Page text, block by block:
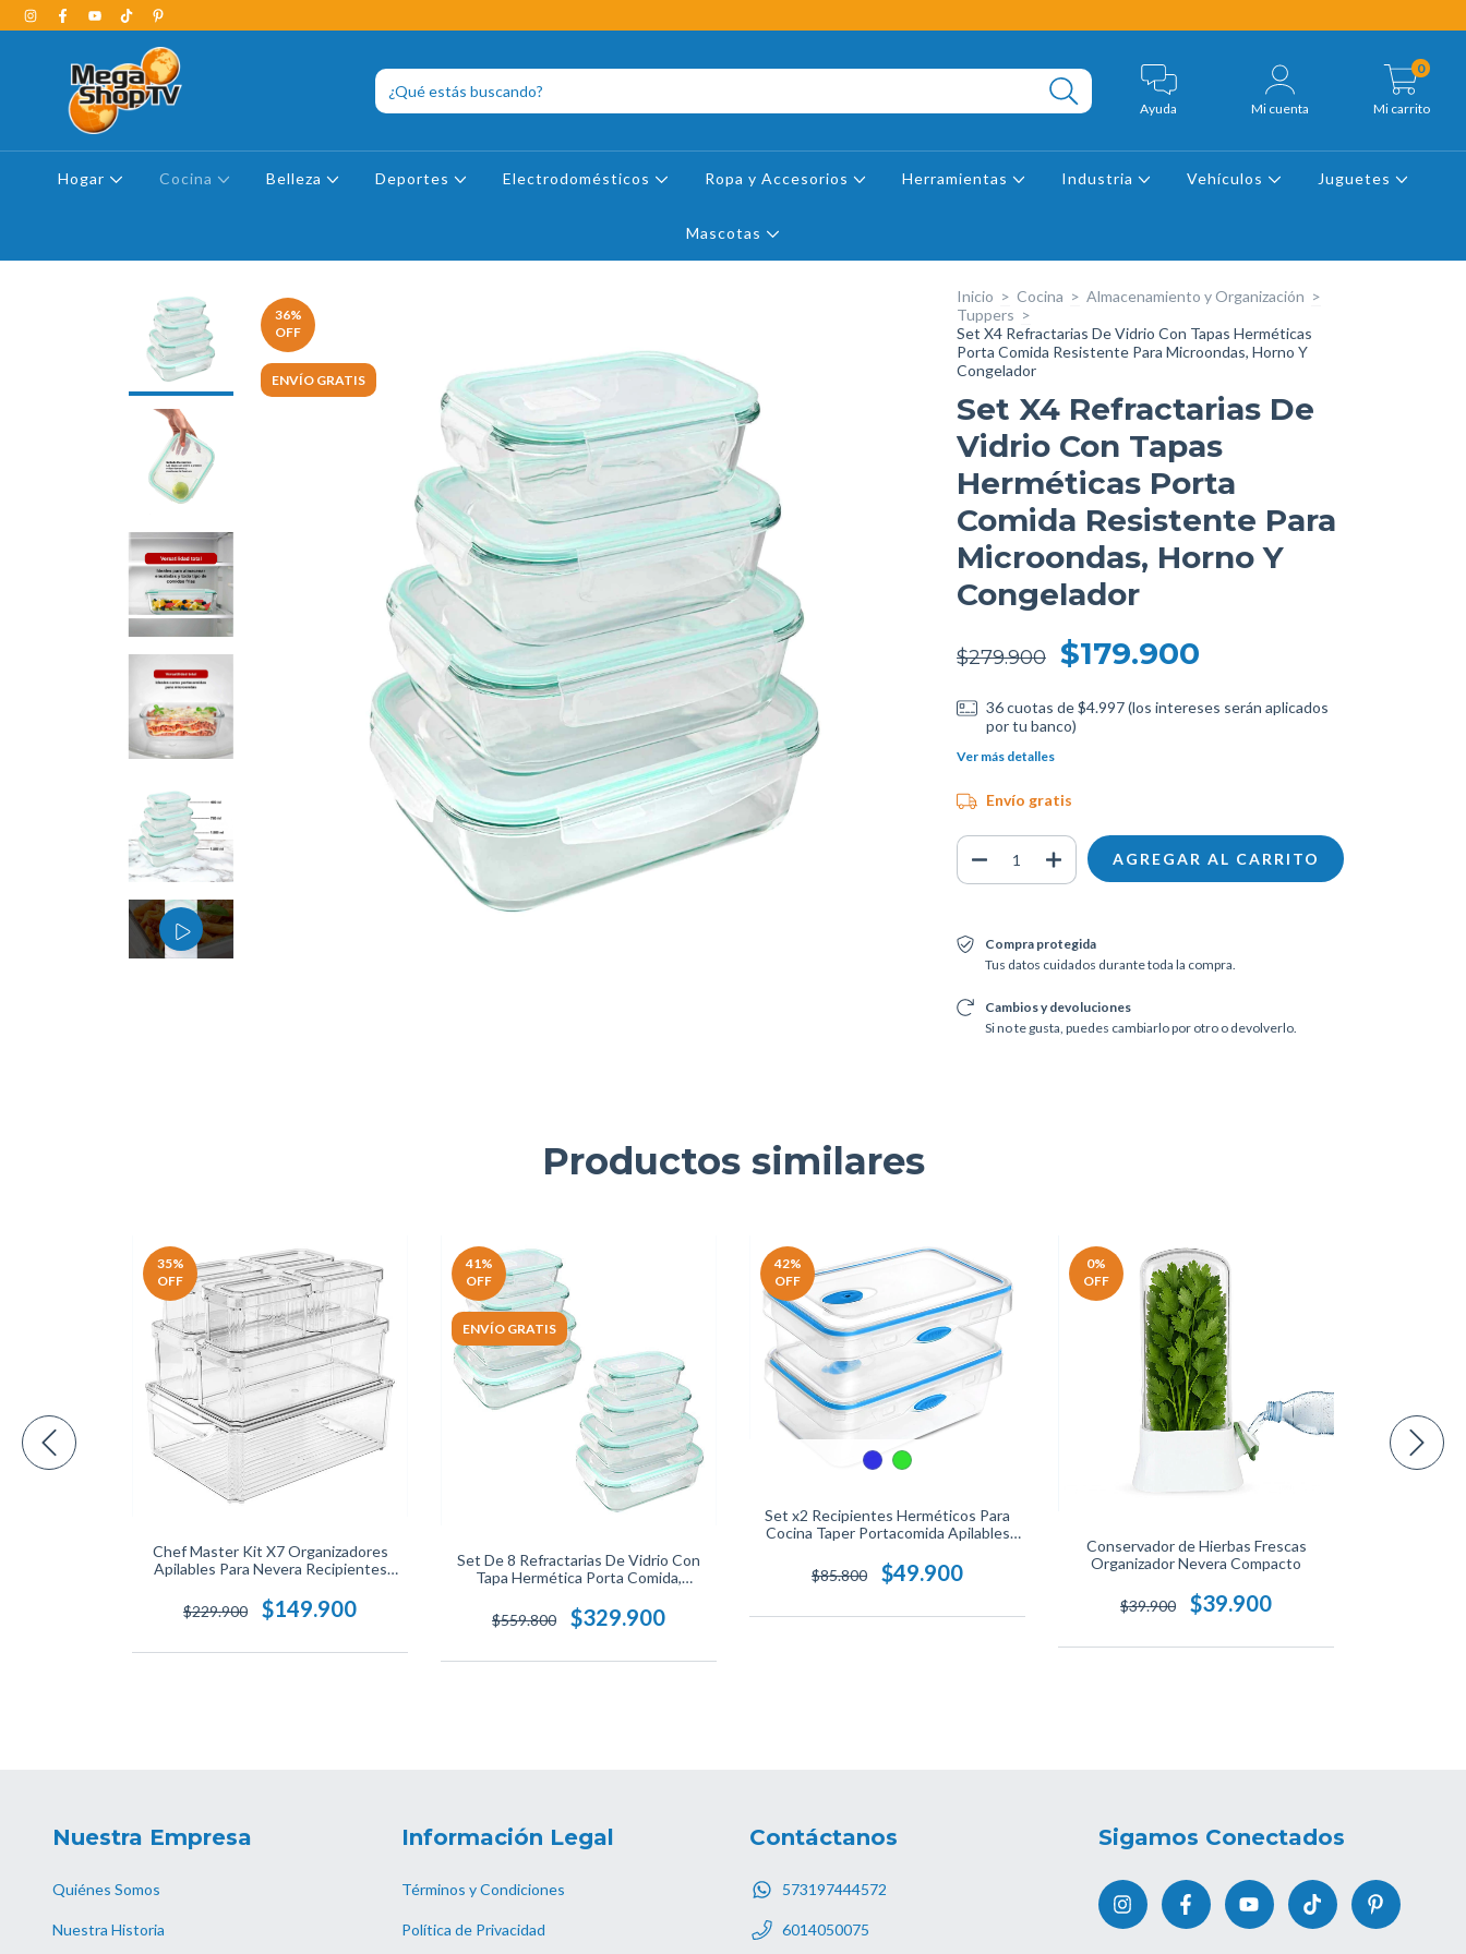
Ayuda Mi cuenta Mi carrito
0
Hogar Cocina Belleza Deportes Electrodomésticos Ropa y Accesorios Herramientas Industria Vehículos Juguetes
Mascotas
36%
OFF
ENVÍO GRATIS
Inicio > Cocina > Almacenamiento y Organización >
Tuppers >
Set X4 Refractarias De Vidrio Con Tapas Herméticas
Porta Comida Resistente Para Microondas, Horno Y
Congelador
Set X4 Refractarias De
Vidrio Con Tapas
Herméticas Porta
Comida Resistente Para
Microondas, Horno Y
Congelador
$279.900 $179.900
36cuotas de$4.997 (los intereses serán aplicados
por tu banco)
Ver más detalles
Envío gratis
Compra protegida
Tus datos cuidados durante toda la compra.
Cambios y devoluciones
Si no te gusta, puedes cambiarlo por otro o devolverlo.
Productos similares
35%
OFF
Chef Master Kit X7 Organizadores
Apilables Para Nevera Recipientes
Libres De Bpa
$229.900 $149.900
41%
OFF
ENVÍO GRATIS
Set De 8 Refractarias De Vidrio Con
Tapa Hermética Porta Comida,
Seguro Y Libre De BPA.
$559.800 $329.900
42%
OFF
Set x2 Recipientes Herméticos Para
Cocina Taper Portacomida Apilables
Lonchera U Organización De
Alimentos.
$85.800 $49.900
0%
OFF
Conservador de Hierbas Frescas
Organizador Nevera Compacto
$39.900 $39.900
Nuestra Empresa
Quiénes Somos
Nuestra Historia
Información Legal
Términos y Condiciones
Política de Privacidad
Contáctanos
573197444572
6014050075
Sigamos Conectados